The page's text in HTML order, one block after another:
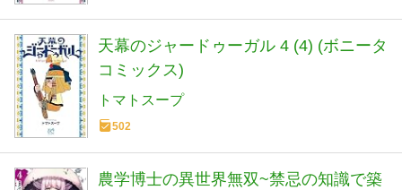
天幕のジャードゥーガル 4 (4) (ボニータ
コミックス)
トマトスープ
502
農学博士の異世界無双~禁忌の知識で築